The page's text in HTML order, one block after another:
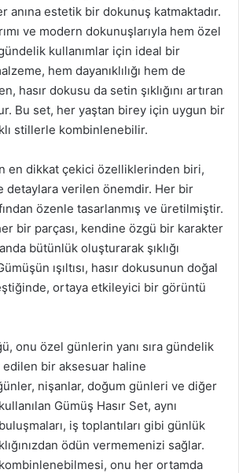
anına estetik bir dokunuş katmaktadır.
ve modern dokunuşlarıyla hem özel
kullanımlar için ideal bir
hem dayanıklılığı hem de
hasır dokusu da setin şıklığını artıran
Bu set, her yaştan birey için uygun bir
stillerle kombinlenebilir.
en dikkat çekici özelliklerinden biri,
detaylara verilen önemdir. Her bir
özenle tasarlanmış ve üretilmiştir.
bir parçası, kendine özgü bir karakter
bütünlük oluşturarak şıklığı
ışıltısı, hasır dokusunun doğal
ortaya etkileyici bir görüntü
onu özel günlerin yanı sıra gündelik
bir aksesuar haline
nişanlar, doğum günleri ve diğer
Gümüş Hasır Set, aynı
iş toplantıları gibi günlük
ödün vermemenizi sağlar.
onu her ortamda